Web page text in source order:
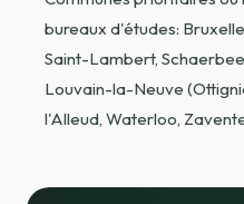
bureaux d'études:
Saint-Lambert,
Louvain-la-Neuve
l'Alleud, Waterloo,